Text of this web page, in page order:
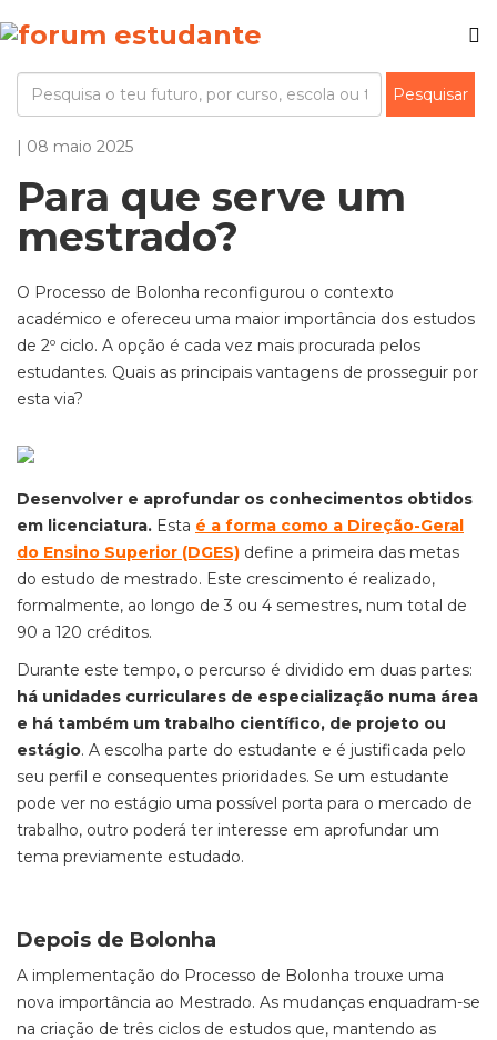
| 08 maio 2025
Para que serve um
mestrado?
O Processo de Bolonha reconfigurou o contexto
académico e ofereceu uma maior importância dos estudos
de 2º ciclo. A opção é cada vez mais procurada pelos
estudantes. Quais as principais vantagens de prosseguir por
esta via?
Desenvolver e aprofundar os conhecimentos obtidos
em licenciatura. Esta é a forma como a Direção-Geral
do Ensino Superior (DGES) define a primeira das metas
do estudo de mestrado. Este crescimento é realizado,
formalmente, ao longo de 3 ou 4 semestres, num total de
90 a 120 créditos.
Durante este tempo, o percurso é dividido em duas partes:
há unidades curriculares de especialização numa área
e há também um trabalho científico, de projeto ou
estágio. A escolha parte do estudante e é justificada pelo
seu perfil e consequentes prioridades. Se um estudante
pode ver no estágio uma possível porta para o mercado de
trabalho, outro poderá ter interesse em aprofundar um
tema previamente estudado.
Depois de Bolonha
A implementação do Processo de Bolonha trouxe uma
nova importância ao Mestrado. As mudanças enquadram-se
na criação de três ciclos de estudos que, mantendo as